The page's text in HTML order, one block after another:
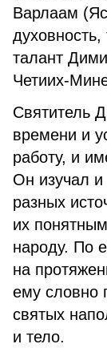
Варлаам
талант
Четиих-
Святитель
времени и
работу, и
Он изучал
разных
их
народу. По
на
ему словно
святых
и тело.